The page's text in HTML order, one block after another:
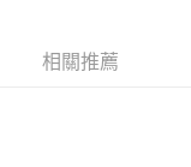
相關推薦